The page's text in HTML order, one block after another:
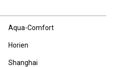
Aqua-Comfort
Horien
Shanghai